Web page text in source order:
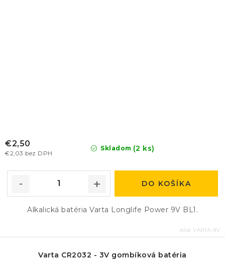
Skladom (2 ks)
€2,03 bez DPH
€2,50
DO KOŠÍKA
Alkalická batéria Varta Longlife Power 9V BL1.
Kód: VARTA-9V
Varta CR2032 - 3V gombíková batéria